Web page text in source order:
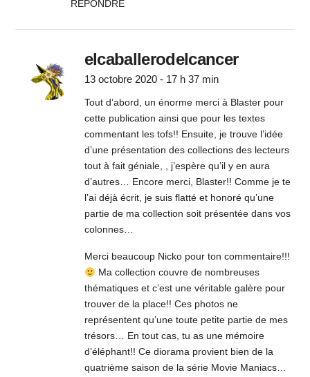
RÉPONDRE
elcaballerodelcancer
13 octobre 2020 - 17 h 37 min
Tout d’abord, un énorme merci à Blaster pour
cette publication ainsi que pour les textes
commentant les tofs!! Ensuite, je trouve l’idée
d’une présentation des collections des lecteurs
tout à fait géniale, , j’espère qu’il y en aura
d’autres… Encore merci, Blaster!! Comme je te
l’ai déjà écrit, je suis flatté et honoré qu’une
partie de ma collection soit présentée dans vos
colonnes…
Merci beaucoup Nicko pour ton commentaire!!!
Ma collection couvre de nombreuses
thématiques et c’est une véritable galère pour
trouver de la place!! Ces photos ne
représentent qu’une toute petite partie de mes
trésors… En tout cas, tu as une mémoire
d’éléphant!! Ce diorama provient bien de la
quatrième saison de la série Movie Maniacs…